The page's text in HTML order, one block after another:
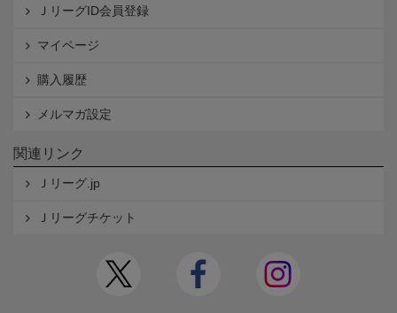
ＪリーグID会員登録
マイページ
購入履歴
メルマガ設定
関連リンク
Ｊリーグ.jp
Ｊリーグチケット